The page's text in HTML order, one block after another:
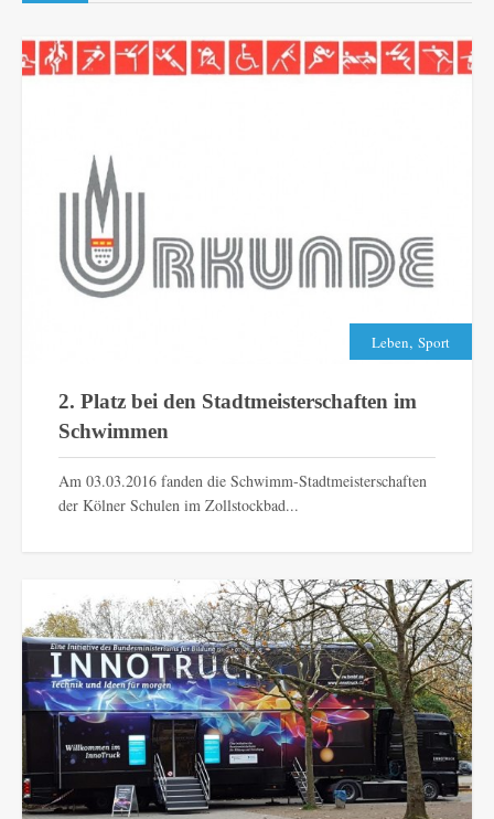
Leben, Sport
2. Platz bei den Stadtmeisterschaften im
Schwimmen
Am 03.03.2016 fanden die Schwimm-Stadtmeisterschaften
der Kölner Schulen im Zollstockbad...